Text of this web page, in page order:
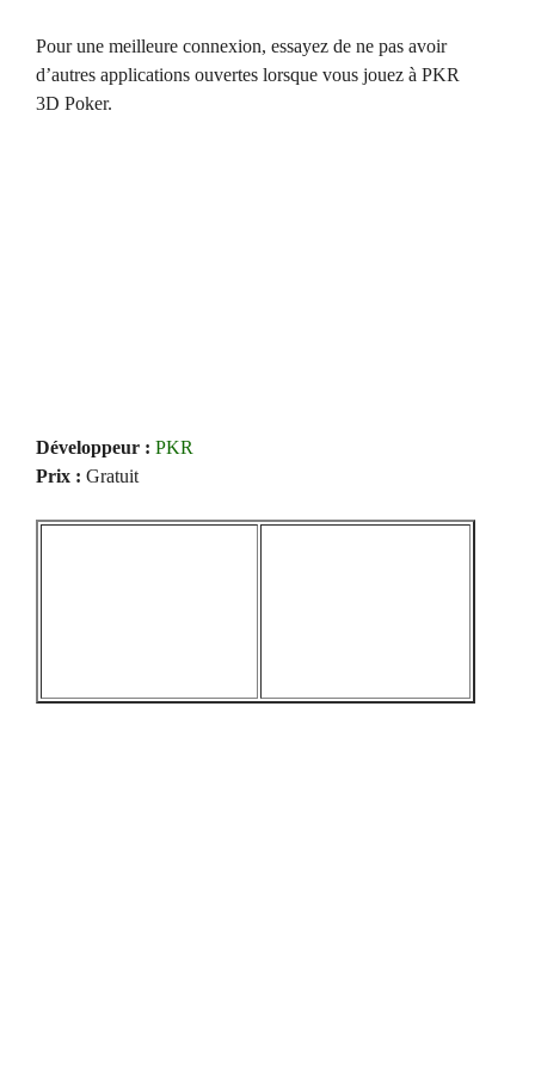
Pour une meilleure connexion, essayez de ne pas avoir
d’autres applications ouvertes lorsque vous jouez à PKR
3D Poker.
Développeur : PKR
Prix : Gratuit